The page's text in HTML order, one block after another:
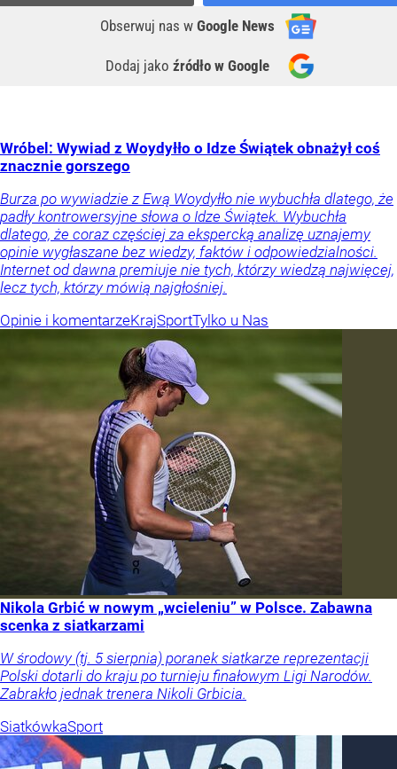
Obserwuj nas w Google News
Dodaj jako źródło w Google
Wróbel: Wywiad z Woydyłło o Idze Świątek obnażył coś
znacznie gorszego
Burza po wywiadzie z Ewą Woydyłło nie wybuchła dlatego, że
padły kontrowersyjne słowa o Idze Świątek. Wybuchła
dlatego, że coraz częściej za ekspercką analizę uznajemy
opinie wygłaszane bez wiedzy, faktów i odpowiedzialności.
Internet od dawna premiuje nie tych, którzy wiedzą najwięcej,
lecz tych, którzy mówią najgłośniej.
Opinie i komentarzeKrajSportTylko u Nas
Nikola Grbić w nowym „wcieleniu” w Polsce. Zabawna
scenka z siatkarzami
W środowy (tj. 5 sierpnia) poranek siatkarze reprezentacji
Polski dotarli do kraju po turnieju finałowym Ligi Narodów.
Zabrakło jednak trenera Nikoli Grbicia.
SiatkówkaSport